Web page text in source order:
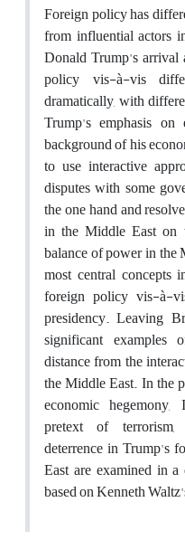
Foreign policy has
from influential actors
Donald Trump's
policy vis-à-vis
dramatically, with
Trump's emphasis on
background of his
to use interactive
disputes with some
the one hand and
in the Middle East on
balance of power in the
most central concepts
foreign policy vis-à-
presidency. Leaving
significant examples
distance from the
the Middle East. In the
economic
pretext of terrorism,
deterrence in Trump's
East are examined in
based on Kenneth